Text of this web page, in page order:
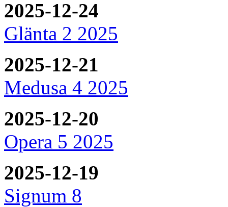
2025-12-24
Glänta 2 2025
2025-12-21
Medusa 4 2025
2025-12-20
Opera 5 2025
2025-12-19
Signum 8